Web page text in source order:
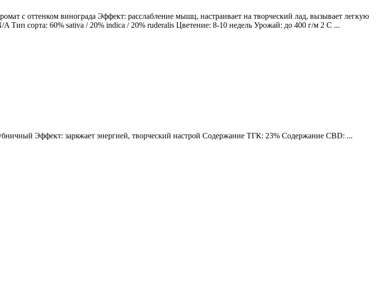
с оттенком винограда Эффект: расслабление мышц, настраивает на творческий лад, вызывает легкую
сорта: 60% sativa / 20% indica / 20% ruderalis Цветение: 8-10 недель Урожай: до 400 г/м 2 С ...
Эффект: заряжает энергией, творческий настрой Содержание ТГК: 23% Содержание CBD: ...